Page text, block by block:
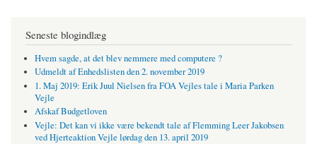
Seneste blogindlæg
Hvem sagde, at det blev nemmere med computere ?
Udmeldt af Enhedslisten den 2. november 2019
1. Maj 2019: Erik Juul Nielsen fra FOA Vejles tale i Maria Parken
Vejle
Afskaf Budgetloven
Vejle: Det kan vi ikke være bekendt tale af Flemming Leer Jakobsen
ved Hjerteaktion Vejle lørdag den 13. april 2019